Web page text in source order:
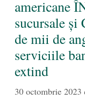
americane
sucursale
de mii de
serviciile
extind
30 octombrie 2023